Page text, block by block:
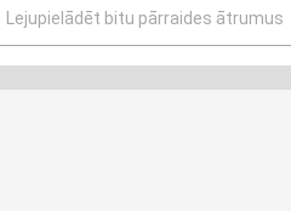
Lejupielādēt bitu pārraides ātrumus